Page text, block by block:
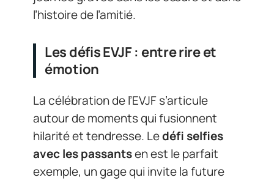
l’histoire de l’amitié.
Les défis EVJF : entre rire et
émotion
La célébration de l’EVJF s’articule
autour de moments qui fusionnent
hilarité et tendresse. Ledéfi selfies
avec les passantsen est le parfait
exemple, un gage qui invite la future